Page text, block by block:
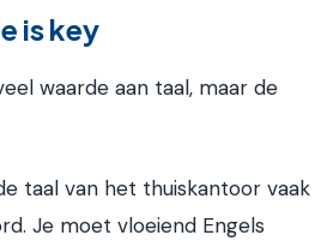
is key
waarde aan taal, maar de
taal van het thuiskantoor vaak
Je moet vloeiend Engels